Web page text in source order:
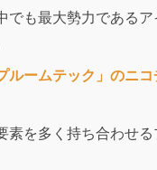
でも最大勢力である
ルームテック」のニ
素を多く持ち合わせる